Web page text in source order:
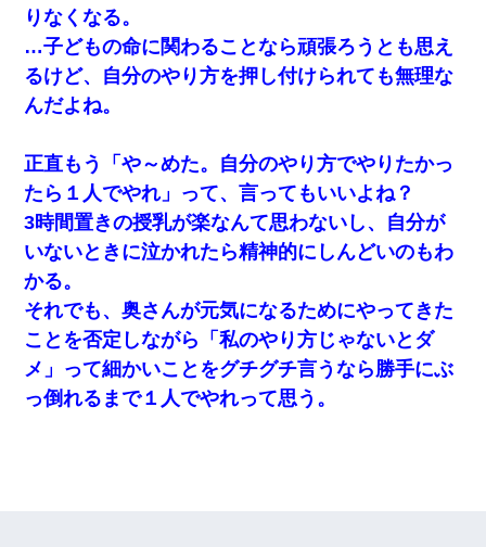
りなくなる。
…子どもの命に関わることなら頑張ろうとも思え
るけど、自分のやり方を押し付けられても無理な
んだよね。
正直もう「や～めた。自分のやり方でやりたかっ
たら１人でやれ」って、言ってもいいよね？
3時間置きの授乳が楽なんて思わないし、自分が
いないときに泣かれたら精神的にしんどいのもわ
かる。
それでも、奥さんが元気になるためにやってきた
ことを否定しながら「私のやり方じゃないとダ
メ」って細かいことをグチグチ言うなら勝手にぶ
っ倒れるまで１人でやれって思う。